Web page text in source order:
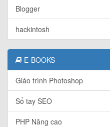
Blogger
hackintosh
E-BOOKS
Giáo trình Photoshop
Sổ tay SEO
PHP Nâng cao